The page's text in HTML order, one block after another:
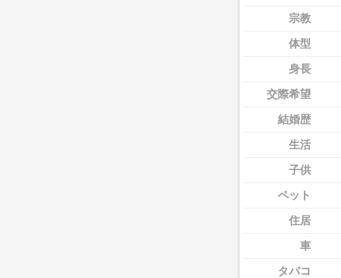
宗教
体型
身長
交際希望
結婚歴
生活
子供
ペット
住居
車
タバコ